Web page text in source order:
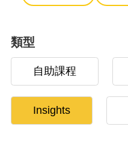
類型
自助課程
Insights